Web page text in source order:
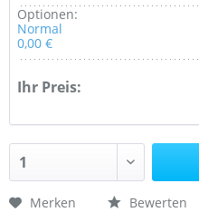
Optionen:
Normal
0,00 €
Ihr Preis:
Merken Bewerten